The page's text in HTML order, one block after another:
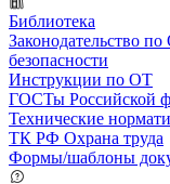
Библиотека
Законодательство
безопасности
Инструкции по ОТ
ГОСТы Российской
Технические
ТК РФ Охрана труда
Формы/шаблоны